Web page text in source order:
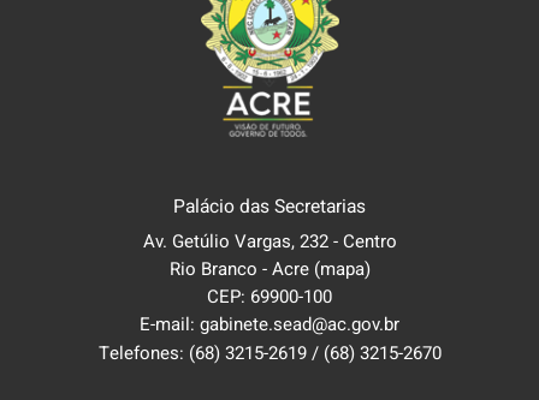
Palácio das Secretarias
Av. Getúlio Vargas, 232 - Centro
Rio Branco - Acre (mapa)
CEP: 69900-100
E-mail: gabinete.sead@ac.gov.br
Telefones: (68) 3215-2619/ (68) 3215-2670